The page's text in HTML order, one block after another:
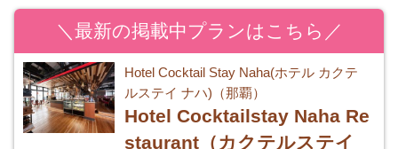
＼最新の掲載中プランはこちら／
Hotel Cocktail Stay Naha(ホテル カクテ
ルステイ ナハ)（那覇）
Hotel Cocktailstay Naha Re
staurant（カクテルステイ